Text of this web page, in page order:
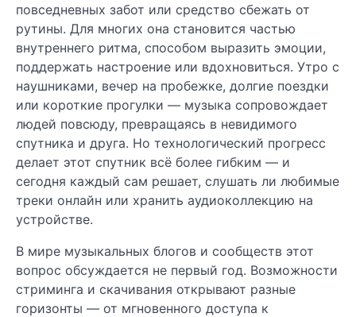
повседневных забот или средство сбежать от
рутины. Для многих она становится частью
внутреннего ритма, способом выразить эмоции,
поддержать настроение или вдохновиться. Утро с
наушниками, вечер на пробежке, долгие поездки
или короткие прогулки — музыка сопровождает
людей повсюду, превращаясь в невидимого
спутника и друга. Но технологический прогресс
делает этот спутник всё более гибким — и
сегодня каждый сам решает, слушать ли любимые
треки онлайн или хранить аудиоколлекцию на
устройстве.
В мире музыкальных блогов и сообществ этот
вопрос обсуждается не первый год. Возможности
стриминга и скачивания открывают разные
горизонты — от мгновенного доступа к